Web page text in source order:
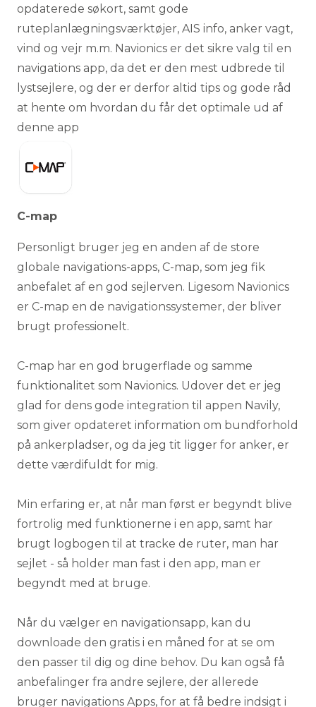
opdaterede søkort, samt gode
ruteplanlægningsværktøjer, AIS info, anker vagt,
vind og vejr m.m. Navionics er det sikre valg til en
navigations app, da det er den mest udbrede til
lystsejlere, og der er derfor altid tips og gode råd
at hente om hvordan du får det optimale ud af
denne app
C-map
Personligt bruger jeg en anden af de store
globale navigations-apps, C-map, som jeg fik
anbefalet af en god sejlerven. Ligesom Navionics
er C-map en de navigationssystemer, der bliver
brugt professionelt.
C-map har en god brugerflade og samme
funktionalitet som Navionics. Udover det er jeg
glad for dens gode integration til appen Navily,
som giver opdateret information om bundforhold
på ankerpladser, og da jeg tit ligger for anker, er
dette værdifuldt for mig.
Min erfaring er, at når man først er begyndt blive
fortrolig med funktionerne i en app, samt har
brugt logbogen til at tracke de ruter, man har
sejlet - så holder man fast i den app, man er
begyndt med at bruge.
Når du vælger en navigationsapp, kan du
downloade den gratis i en måned for at se om
den passer til dig og dine behov. Du kan også få
anbefalinger fra andre sejlere, der allerede
bruger navigations Apps, for at få bedre indsigt i